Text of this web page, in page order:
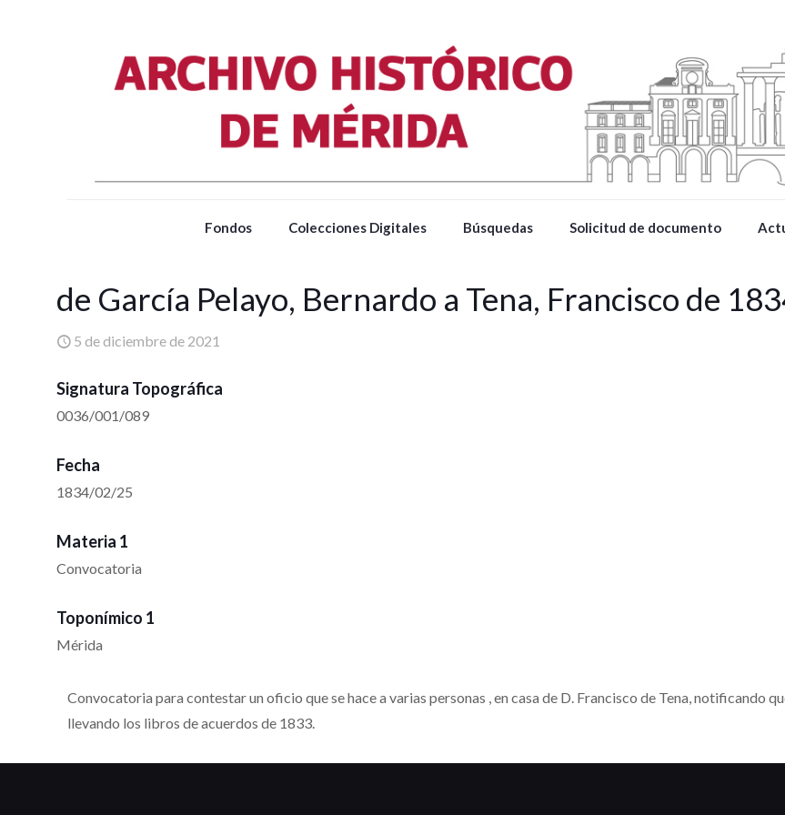
Fondos Colecciones Digitales Búsquedas Solicitud de documento
de García Pelayo, Bernardo a Tena, Francisco de
5 de diciembre de 2021
Signatura Topográfica
0036/001/089
Fecha
1834/02/25
Materia 1
Convocatoria
Toponímico 1
Mérida
Convocatoria para contestar un oficio que se hace a varias personas , en casa de D. Francisco de Tena, notificando
llevando los libros de acuerdos de 1833.